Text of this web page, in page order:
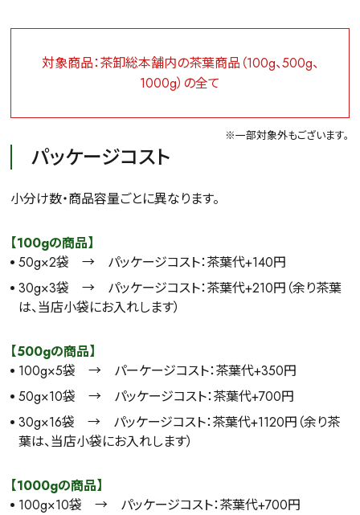
対象商品：茶卸総本舗内の茶葉商品（100g、500g、
1000g）の全て
※一部対象外もございます。
パッケージコスト
小分け数・商品容量ごとに異なります。
【100gの商品】
50g×2袋 → パッケージコスト：茶葉代+140円
30g×3袋 → パッケージコスト：茶葉代+210円（余り茶葉
は、当店小袋にお入れします）
【500gの商品】
100g×5袋 → パーケージコスト：茶葉代+350円
50g×10袋 → パッケージコスト：茶葉代+700円
30g×16袋 → パッケージコスト：茶葉代+1120円（余り茶
葉は、当店小袋にお入れします）
【1000gの商品】
100g×10袋 → パッケージコスト：茶葉代+700円